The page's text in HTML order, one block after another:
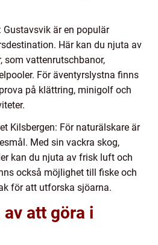
är en populär
Här kan du njuta av
som vattenrutschbanor,
För äventyrslystna finns
på klättring, minigolf och
Kilsbergen: För naturälskare är
Med sin vackra skog,
kan du njuta av frisk luft och
också möjlighet till fiske och
för att utforska sjöarna.
att göra i